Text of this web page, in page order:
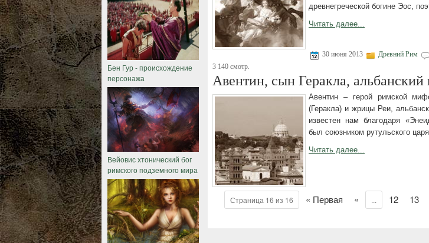
Бен Гур - происхождение
персонажа
Вейовис хтонический бог
римского подземного мира
древнегреческой богине Эос,
Читать далее...
30 июня 2013 Древний Рим
3 140 смотр.
Авентин, сын Геракла, альбанский
Авентин – герой римской
(Геракла) и жрицы Реи,
известен нам благодаря
был союзником рутульского
Читать далее...
Страница 16 из 16 « Первая « ... 12 13